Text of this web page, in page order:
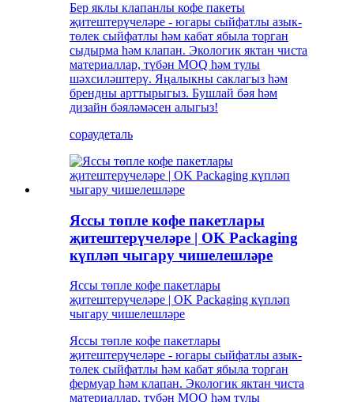
Бер яклы клапанлы кофе пакеты
җитештерүчеләре - югары сыйфатлы азык-
төлек сыйфатлы һәм кабат ябыла торган
сыдырма һәм клапан. Экологик яктан чиста
материаллар, түбән MOQ һәм тулы
шәхсиләштерү. Яңалыкны саклагыз һәм
брендны арттырыгыз. Бушлай бәя һәм
дизайн бәяләмәсен алыгыз!
сораудеталь
Яссы төпле кофе пакетлары
җитештерүчеләре | OK Packaging
күпләп чыгару чишелешләре
Яссы төпле кофе пакетлары
җитештерүчеләре | OK Packaging күпләп
чыгару чишелешләре
Яссы төпле кофе пакетлары
җитештерүчеләре - югары сыйфатлы азык-
төлек сыйфатлы һәм кабат ябыла торган
фермуар һәм клапан. Экологик яктан чиста
материаллар, түбән MOQ һәм тулы